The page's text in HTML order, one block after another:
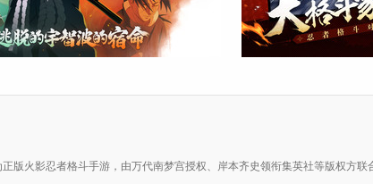
版火影忍者格斗手游，由万代南梦宫授权、岸本齐史领衔集英社等版权方联